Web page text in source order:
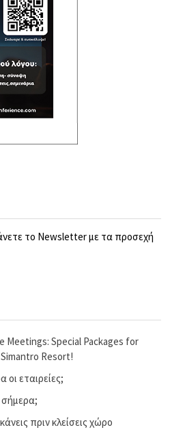
το Newsletter με τα προσεχή
Meetings: Special Packages for
Resort!
εταιρείες;
σήμερα;
πριν κλείσεις χώρο